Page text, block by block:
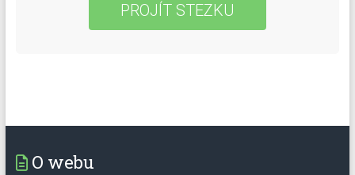
PROJÍT STEZKU
O webu